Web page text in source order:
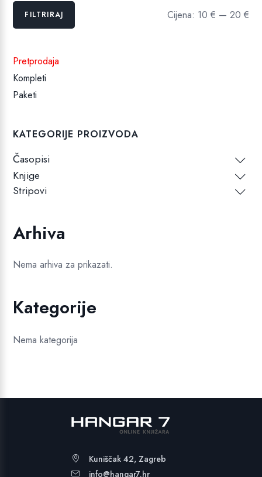
Min
MaksFILTRIRAJ Cijena: 10 € — 20 €
Pretprodaja
Kompleti
Paketi
KATEGORIJE PROIZVODA
Časopisi
Knjige
Stripovi
Arhiva
Nema arhiva za prikazati.
Kategorije
Nema kategorija
Kuniščak 42, Zagreb
info@hangar7.hr